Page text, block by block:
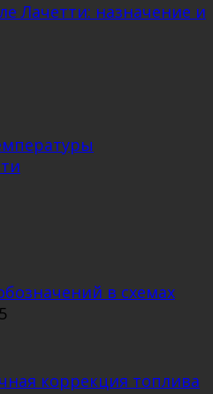
Лачетти: назначение и
в схемах
коррекция топлива